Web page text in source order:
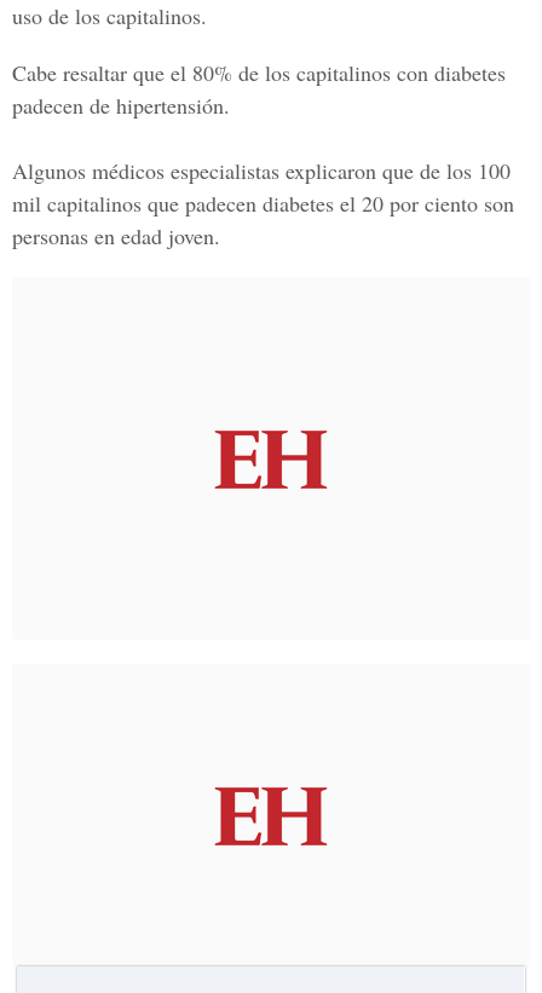
uso de los capitalinos.
Cabe resaltar que el 80% de los capitalinos con diabetes
padecen de hipertensión.
Algunos médicos especialistas explicaron que de los 100
mil capitalinos que padecen diabetes el 20 por ciento son
personas en edad joven.